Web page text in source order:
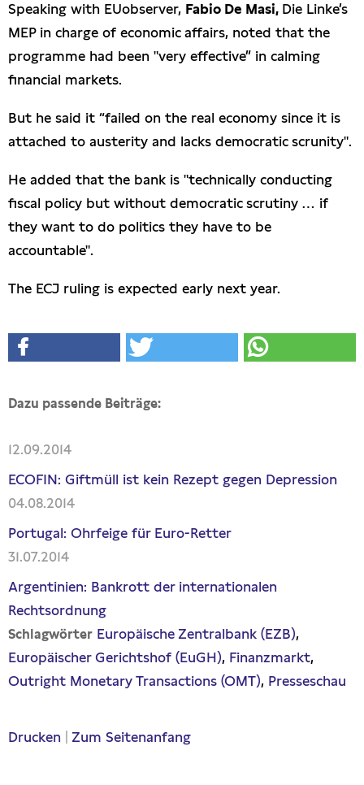
Speaking with EUobserver, Fabio De Masi, Die Linke’s
MEP in charge of economic affairs, noted that the
programme had been "very effective” in calming
financial markets.
But he said it “failed on the real economy since it is
attached to austerity and lacks democratic scrunity".
He added that the bank is "technically conducting
fiscal policy but without democratic scrutiny … if
they want to do politics they have to be
accountable".
The ECJ ruling is expected early next year.
Dazu passende Beiträge:
12.09.2014
ECOFIN: Giftmüll ist kein Rezept gegen Depression
04.08.2014
Portugal: Ohrfeige für Euro-Retter
31.07.2014
Argentinien: Bankrott der internationalen
Rechtsordnung
Schlagwörter Europäische Zentralbank (EZB)
Europäischer Gerichtshof (EuGH) Finanzmarkt
Outright Monetary Transactions (OMT) Presseschau
Drucken Zum Seitenanfang